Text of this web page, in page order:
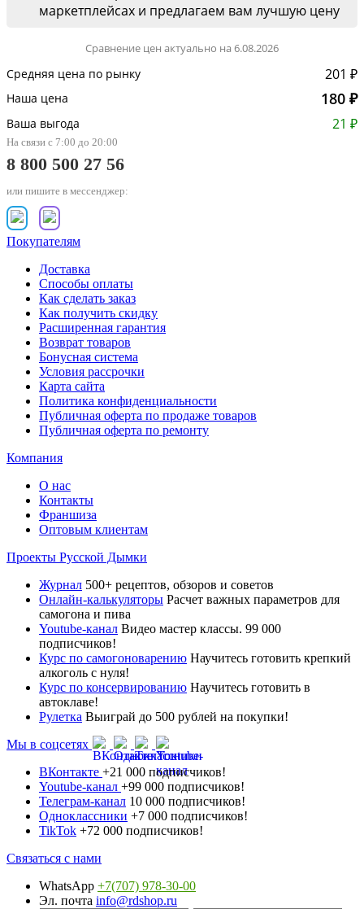
маркетплейсах и предлагаем вам лучшую цену
Сравнение цен актуально на 6.08.2026
Средняя цена по рынку 201 ₽
Наша цена 180 ₽
Ваша выгода 21 ₽
На связи с 7:00 до 20:00
8 800 500 27 56
или пишите в мессенджер:
Покупателям
Доставка
Способы оплаты
Как сделать заказ
Как получить скидку
Расширенная гарантия
Возврат товаров
Бонусная система
Условия рассрочки
Карта сайта
Политика конфиденциальности
Публичная оферта по продаже товаров
Публичная оферта по ремонту
Компания
О нас
Контакты
Франшиза
Оптовым клиентам
Проекты Русской Дымки
Журнал 500+ рецептов, обзоров и советов
Онлайн-калькуляторы Расчет важных параметров для
самогона и пива
Youtube-канал Видео мастер классы. 99 000
подписчиков!
Курс по самогоноварению Научитесь готовить крепкий
алкоголь с нуля!
Курс по консервированию Научитесь готовить в
автоклаве!
Рулетка Выиграй до 500 рублей на покупки!
Мы в соцсетях
ВКонтакте +21 000 подписчиков!
Youtube-канал +99 000 подписчиков!
Телеграм-канал 10 000 подписчиков!
Одноклассники +7 000 подписчиков!
TikTok +72 000 подписчиков!
Связаться с нами
WhatsApp +7(707) 978-30-00
Эл. почта info@rdshop.ru